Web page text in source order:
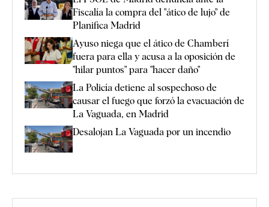
Fiscalía la compra del "ático de lujo" de
Planifica Madrid
Ayuso niega que el ático de Chamberí
fuera para ella y acusa a la oposición de
"hilar puntos" para "hacer daño"
La Policía detiene al sospechoso de
causar el fuego que forzó la evacuación de
La Vaguada, en Madrid
Desalojan La Vaguada por un incendio